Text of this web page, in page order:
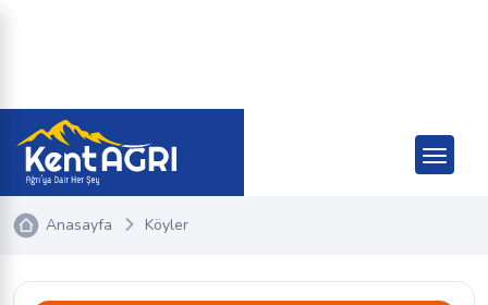
Anasayfa Köyler